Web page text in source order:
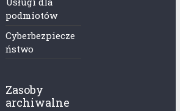
podmiotów
Cyberbezpiecze
ństwo
Zasoby
archiwalne